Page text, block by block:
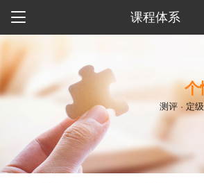
 课程体系
个
测评 · 定